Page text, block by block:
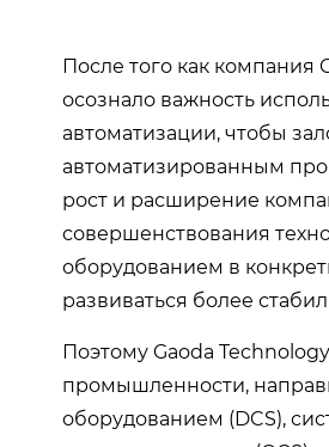
После того как компания
осознало важность
автоматизации, чтобы
автоматизированным
рост и расширение
совершенствования
оборудованием в
развиваться более
Поэтому Gaoda
промышленности,
оборудованием (DCS),